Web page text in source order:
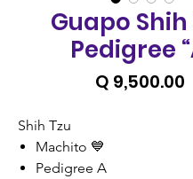
Guapo Shih
Pedigree
Q 9,500.00
Shih Tzu
Machito 💙
Pedigree A